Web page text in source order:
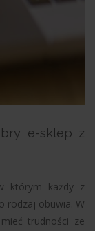
e-sklep z
którym każdy z
rodzaj obuwia. W
trudności ze